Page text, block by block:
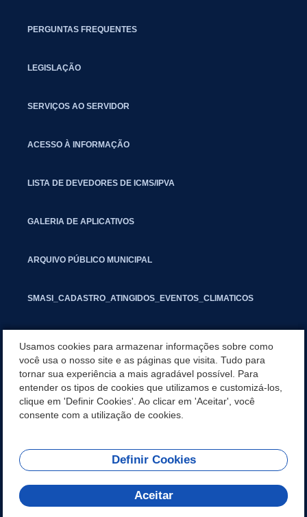
PERGUNTAS FREQUENTES
LEGISLAÇÃO
SERVIÇOS AO SERVIDOR
ACESSO À INFORMAÇÃO
LISTA DE DEVEDORES DE ICMS/IPVA
GALERIA DE APLICATIVOS
ARQUIVO PÚBLICO MUNICIPAL
SMASI_CADASTRO_ATINGIDOS_EVENTOS_CLIMATICOS
INFORMATIVO PIT
SEGUNDA VIA IPTU
REDES SOCIAIS
Usamos cookies para armazenar informações sobre como
você usa o nosso site e as páginas que visita. Tudo para
tornar sua experiência a mais agradável possível. Para
entender os tipos de cookies que utilizamos e customizá-los,
clique em 'Definir Cookies'. Ao clicar em 'Aceitar', você
consente com a utilização de cookies.
Definir Cookies
Aceitar